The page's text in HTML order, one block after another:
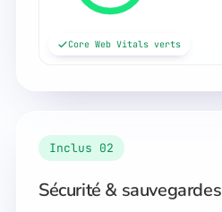
Core Web Vitals verts
Inclus 02
Sécurité & sauvegardes